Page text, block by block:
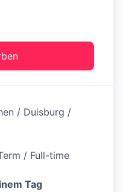
/ Duisburg /
/ Full-time
Tag